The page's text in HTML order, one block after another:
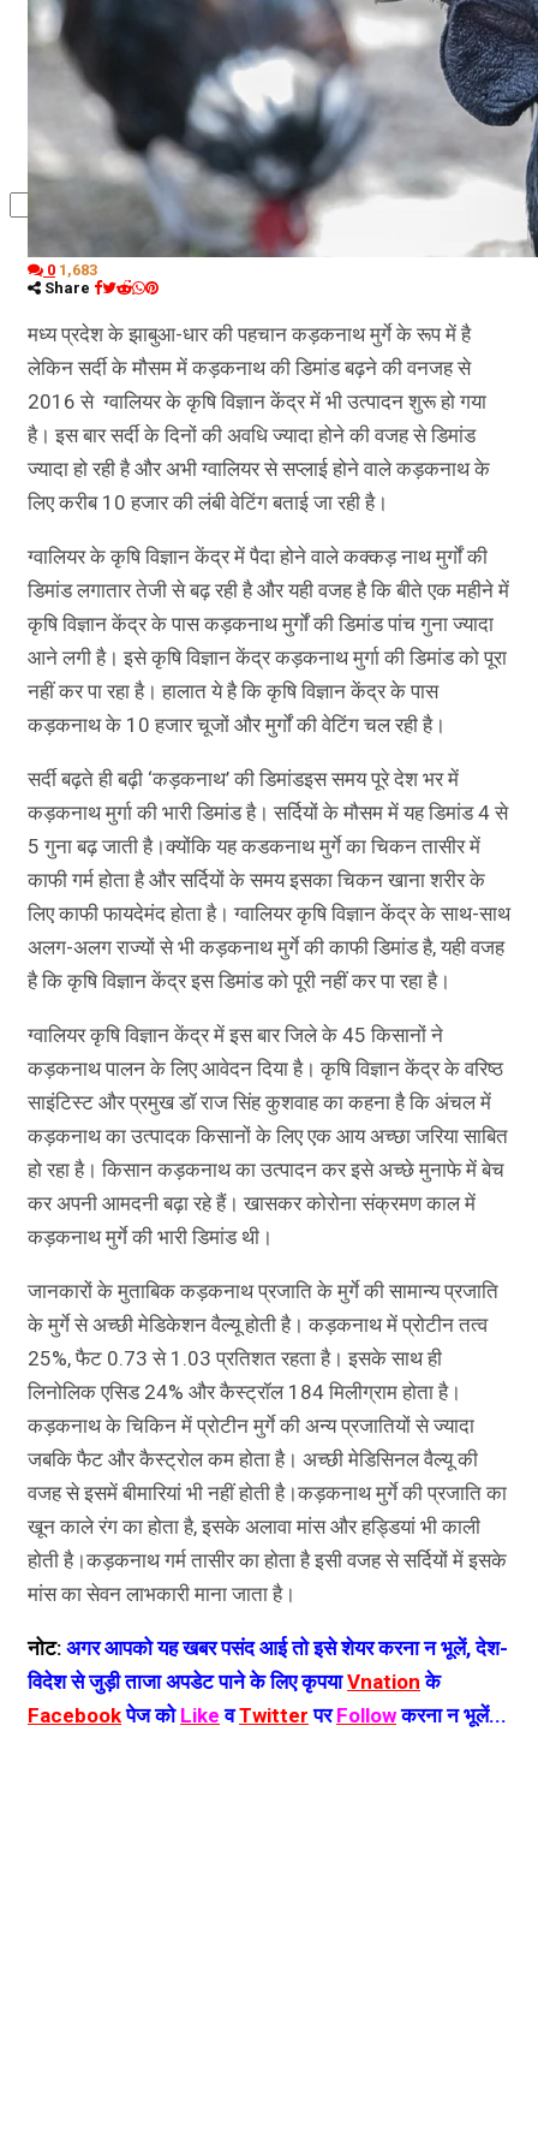
धर्म
विज्ञान तकनीकी
0 1,683
Share
मध्य प्रदेश के झाबुआ-धार की पहचान कड़कनाथ मुर्गे के रूप में है
लेकिन सर्दी के मौसम में कड़कनाथ की डिमांड बढ़ने की वनजह से
2016 से ग्वालियर के कृषि विज्ञान केंद्र में भी उत्पादन शुरू हो गया
है। इस बार सर्दी के दिनों की अवधि ज्यादा होने की वजह से डिमांड
ज्यादा हो रही है और अभी ग्वालियर से सप्लाई होने वाले कड़कनाथ के
लिए करीब 10 हजार की लंबी वेटिंग बताई जा रही है।
ग्वालियर के कृषि विज्ञान केंद्र में पैदा होने वाले कक्कड़ नाथ मुर्गों की
डिमांड लगातार तेजी से बढ़ रही है और यही वजह है कि बीते एक महीने में
कृषि विज्ञान केंद्र के पास कड़कनाथ मुर्गों की डिमांड पांच गुना ज्यादा
आने लगी है। इसे कृषि विज्ञान केंद्र कड़कनाथ मुर्गा की डिमांड को पूरा
नहीं कर पा रहा है। हालात ये है कि कृषि विज्ञान केंद्र के पास
कड़कनाथ के 10 हजार चूजों और मुर्गों की वेटिंग चल रही है।
सर्दी बढ़ते ही बढ़ी ‘कड़कनाथ’ की डिमांडइस समय पूरे देश भर में
कड़कनाथ मुर्गा की भारी डिमांड है। सर्दियों के मौसम में यह डिमांड 4 से
5 गुना बढ़ जाती है।क्योंकि यह कडकनाथ मुर्गे का चिकन तासीर में
काफी गर्म होता है और सर्दियों के समय इसका चिकन खाना शरीर के
लिए काफी फायदेमंद होता है। ग्वालियर कृषि विज्ञान केंद्र के साथ-साथ
अलग-अलग राज्यों से भी कड़कनाथ मुर्गे की काफी डिमांड है, यही वजह
है कि कृषि विज्ञान केंद्र इस डिमांड को पूरी नहीं कर पा रहा है।
ग्वालियर कृषि विज्ञान केंद्र में इस बार जिले के 45 किसानों ने
कड़कनाथ पालन के लिए आवेदन दिया है। कृषि विज्ञान केंद्र के वरिष्ठ
साइंटिस्ट और प्रमुख डॉ राज सिंह कुशवाह का कहना है कि अंचल में
कड़कनाथ का उत्पादक किसानों के लिए एक आय अच्छा जरिया साबित
हो रहा है। किसान कड़कनाथ का उत्पादन कर इसे अच्छे मुनाफे में बेच
कर अपनी आमदनी बढ़ा रहे हैं। खासकर कोरोना संक्रमण काल में
कड़कनाथ मुर्गे की भारी डिमांड थी।
जानकारों के मुताबिक कड़कनाथ प्रजाति के मुर्गे की सामान्य प्रजाति
के मुर्गे से अच्छी मेडिकेशन वैल्यू होती है। कड़कनाथ में प्रोटीन तत्व
25%, फैट 0.73 से 1.03 प्रतिशत रहता है। इसके साथ ही
लिनोलिक एसिड 24% और कैस्ट्रॉल 184 मिलीग्राम होता है।
कड़कनाथ के चिकिन में प्रोटीन मुर्गे की अन्य प्रजातियों से ज्यादा
जबकि फैट और कैस्ट्रोल कम होता है। अच्छी मेडिसिनल वैल्यू की
वजह से इसमें बीमारियां भी नहीं होती है।कड़कनाथ मुर्गे की प्रजाति का
खून काले रंग का होता है, इसके अलावा मांस और हड्डियां भी काली
होती है।कड़कनाथ गर्म तासीर का होता है इसी वजह से सर्दियों में इसके
मांस का सेवन लाभकारी माना जाता है।
नोट: अगर आपको यह खबर पसंद आई तो इसे शेयर करना न भूलें, देश-
विदेश से जुड़ी ताजा अपडेट पाने के लिए कृपयाVnation के
Facebookपेज को Like वTwitter परFollowकरना न भूलें...